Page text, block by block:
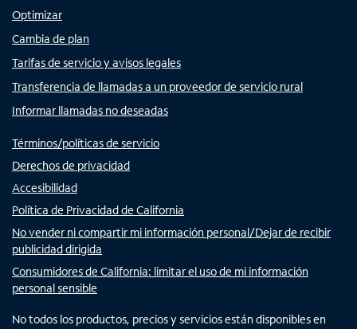
Optimizar
Cambia de plan
Tarifas de servicio y avisos legales
Transferencia de llamadas a un proveedor de servicio rural
Informar llamadas no deseadas
Términos/políticas de servicio
Derechos de privacidad
Accesibilidad
Política de Privacidad de California
No vender ni compartir mi información personal/Dejar de recibir
publicidad dirigida
Consumidores de California: limitar el uso de mi información
personal sensible
No todos los productos, precios y servicios están disponibles en